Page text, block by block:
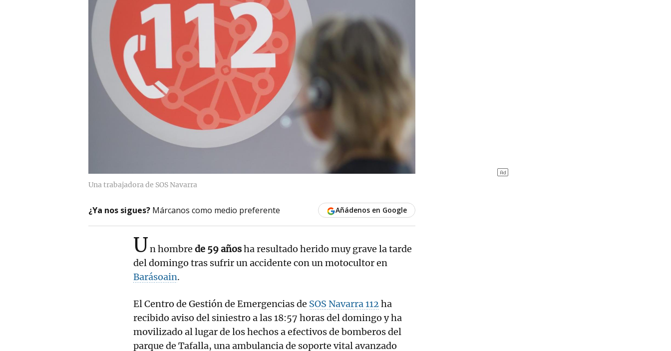
Una trabajadora de SOS Navarra
¿Ya nos sigues? Márcanos como medio preferente Añádenos en Google
Un hombre de 59 añosha resultado herido muy grave la tarde
del domingo tras sufrir un accidente con un motocultor en
Barásoain.
El Centro de Gestión de Emergencias de SOS Navarra 112 ha
recibido aviso del siniestro a las 18:57 horas del domingo y ha
movilizado al lugar de los hechos a efectivos de bomberos del
parque de Tafalla, una ambulancia de soporte vital avanzado